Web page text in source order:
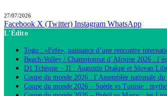
27/07/2026
Facebook X (Twitter) Instagram WhatsApp
L'Édito
Togo : «Fefe», naissance d’une rencontre
Beach-Volley / Championnat d’Afrique 2026 :
D1 Tchèque – J1 : Augustin Drakpé et Slovan
Coupe du monde 2026 : l’Assemblée nationale
Coupe du monde 2026 – Suède vs Tunisie :